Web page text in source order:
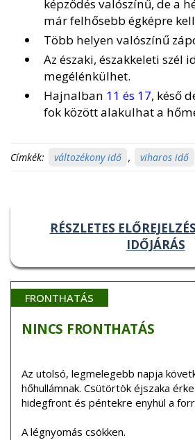
képződés valószínű, de a
már felhősebb égképre
Több helyen valószínű
Az északi, északkeleti szél
megélénkülhet.
Hajnalban 11 és 17, késő
fok között alakulhat a
Címkék: változékony idő , viharos idő
RÉSZLETES
IDŐJÁRÁS
FRONTHATÁS
NINCS FRONTHATÁS
Az utolsó, legmelegebb napja
hőhullámnak. Csütörtök éjszaka
hidegfront és péntekre enyhül a
A légnyomás csökken.